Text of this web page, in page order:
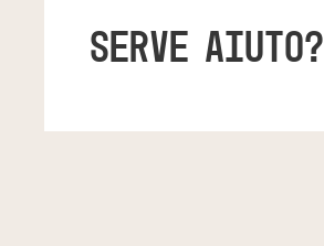
SERVE AIUTO?